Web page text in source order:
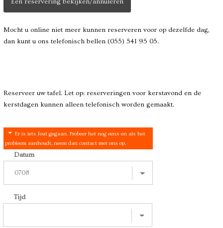
Een reservering bekijken/annuleren
Mocht u online niet meer kunnen reserveren voor op dezelfde dag,
dan kunt u ons telefonisch bellen (055) 541 95 05.
Reserveer uw tafel. Let op: reserveringen voor kerstavond en de
kerstdagen kunnen alleen telefonisch worden gemaakt.
Er is iets fout gegaan. Probeer het nog eens en als het
probleem aanhoudt, neem dan contact met ons op.
Datum
Tijd